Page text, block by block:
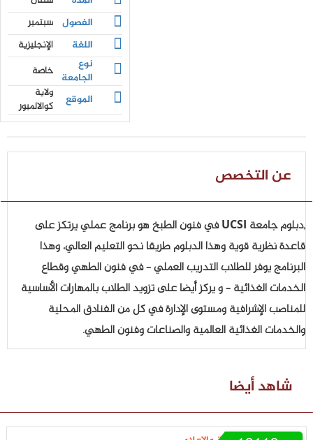
الفصول سبتمبر
اللغة
الإنجليزية
نوع
الجامعة خاصة
الموقع
ولاية
كوالالمبور
عن التخصص
,دبلوم جامعة UCSI في فنون الطبخ هو برنامج عملي يرتكز على
قاعدة نظرية قوية وهذا الدبلوم طريقا نحو التعليم العالي، وهذا
البرنامج يوفر للطلاب التدريب العملي – في فنون الطهي وقطاع
الخدمات الغذائية – و يركز أيضا على تزويد الطلاب بالمهارات الأساسية
للمناصب الإشرافية ومستوى الإدارة في كل من الفنادق المحلية
والخدمات الغذائية العالمية والصناعات وفنون الطهي.
شاهد أيضا